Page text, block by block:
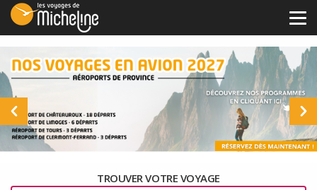
TROUVER VOTRE VOYAGE